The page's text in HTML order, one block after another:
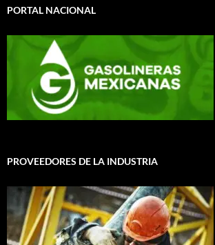
PORTAL NACIONAL
PROVEEDORES DE LA INDUSTRIA